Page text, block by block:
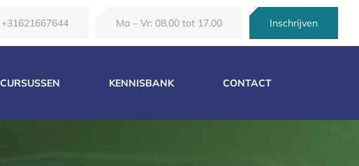
+31621667644 Ma – Vr: 08.00 tot 17.00 Inschrijven
CURSUSSEN KENNISBANK CONTACT